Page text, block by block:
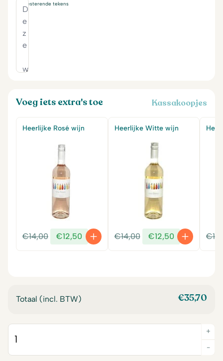
resterende tekens
Voeg iets extra's toe Kassakoopjes
Heerlijke Rosé wijn
€14,00
Oorspronkelijke
prijs
€12,50
Huidige
prijs
Heerlijke Witte wijn
€14,00
Oorspronkelijke
prijs
€12,50
Huidige
prijs
€
Totaal (incl. BTW) €35,70
-
+